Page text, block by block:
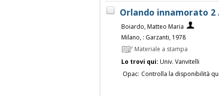
Orlando innamorato
Boiardo, Matteo Maria
Milano, : Garzanti, 1978
Materiale a stampa
Lo trovi qui: Univ. Vanvitelli
Opac: Controlla la disponibilità